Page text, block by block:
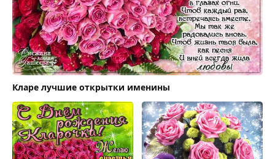
Кларе лучшие открытки именины